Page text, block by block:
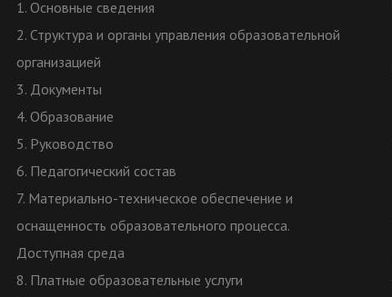
1. Основные сведения
2. Структура и органы управления образовательной
организацией
3. Документы
4. Образование
5. Руководство
6. Педагогический состав
7. Материально-техническое обеспечение и
оснащенность образовательного процесса.
Доступная среда
8. Платные образовательные услуги